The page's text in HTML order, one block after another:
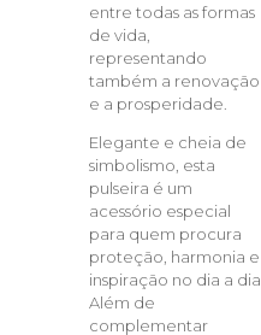
entre todas as formas
de vida,
representando
também a renovação
e a prosperidade.
Elegante e cheia de
simbolismo, esta
pulseira é um
acessório especial
para quem procura
proteção, harmonia e
inspiração no dia a dia.
Além de
complementar